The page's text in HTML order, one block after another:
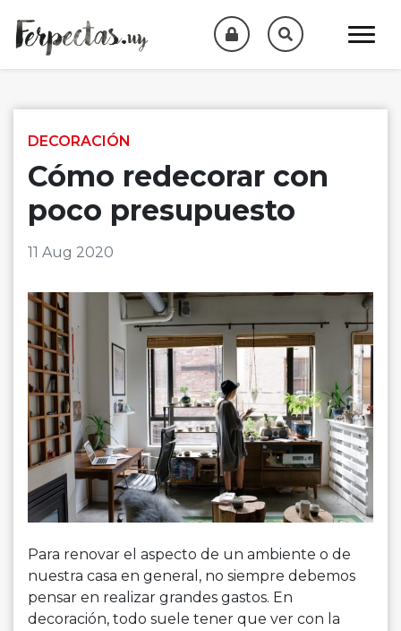
DECORACIÓN
Cómo redecorar con
poco presupuesto
11 Aug 2020
Para renovar el aspecto de un ambiente o de
nuestra casa en general, no siempre debemos
pensar en realizar grandes gastos. En
decoración, todo suele tener que ver con la